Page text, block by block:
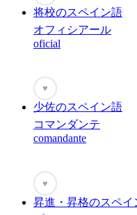
将校のスペイン語
オフィシアール
oficial
♥
少佐のスペイン語
コマンダンテ
comandante
♥
昇進・昇格のスペイ